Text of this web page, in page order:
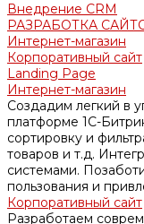
Внедрение CRM
РАЗРАБОТКА
Интернет-магазин
Корпоративный сайт
Landing Page
Интернет-магазин
Создадим легкий в
платформе 1С-
сортировку и
товаров и т.д.
системами.
пользования и
Корпоративный сайт
Разработаем